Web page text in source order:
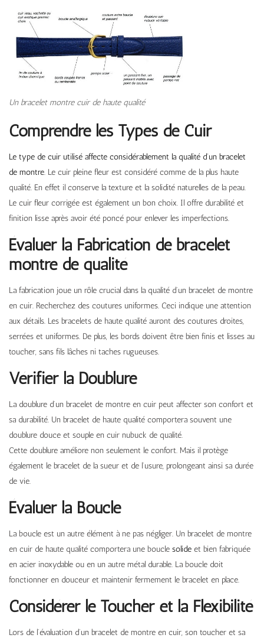
Un bracelet montre cuir de haute qualité
Comprendre les Types de Cuir
Le type de cuir utilisé affecte considérablement la qualité d’un bracelet
de montre. Le cuir pleine fleur est considéré comme de la plus haute
qualité. En effet il conserve la texture et la solidité naturelles de la peau.
Le cuir fleur corrigée est également un bon choix. Il offre durabilité et
finition lisse après avoir été poncé pour enlever les imperfections.
Évaluer la Fabrication de bracelet
montre de qualité
La fabrication joue un rôle crucial dans la qualité d’un bracelet de montre
en cuir. Recherchez des coutures uniformes. Ceci indique une attention
aux détails. Les bracelets de haute qualité auront des coutures droites,
serrées et uniformes. De plus, les bords doivent être bien finis et lisses au
toucher, sans fils lâches ni taches rugueuses.
Vérifier la Doublure
La doublure d’un bracelet de montre en cuir peut affecter son confort et
sa durabilité. Un bracelet de haute qualité comportera souvent une
doublure douce et souple en cuir nubuck de qualité.
Cette doublure améliore non seulement le confort. Mais il protège
également le bracelet de la sueur et de l’usure, prolongeant ainsi sa durée
de vie.
Évaluer la Boucle
La boucle est un autre élément à ne pas négliger. Un bracelet de montre
en cuir de haute qualité comportera une boucle solide et bien fabriquée
en acier inoxydable ou en un autre métal durable. La boucle doit
fonctionner en douceur et maintenir fermement le bracelet en place.
Considérer le Toucher et la Flexibilité
Lors de l’évaluation d’un bracelet de montre en cuir, son toucher et sa